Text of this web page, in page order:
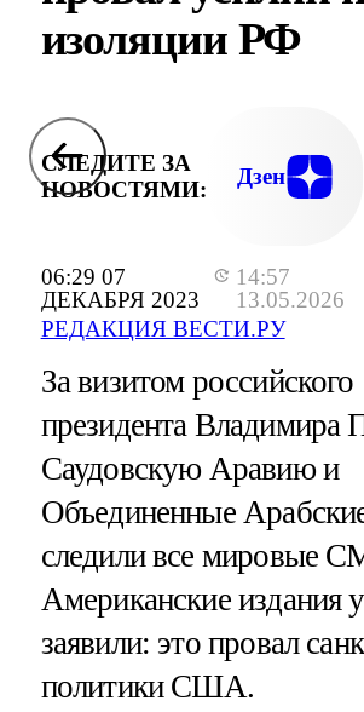
06:29 07
ДЕКАБРЯ 2023
14:57
13.05.2026
РЕДАКЦИЯ ВЕСТИ.РУ
изоляции РФ
СЛЕДИТЕ ЗА
НОВОСТЯМИ:
Дзен
За визитом российского
президента Владимира
Саудовскую Аравию и
Объединенные
следили все мировые
Американские издания
заявили: это провал
политики США.